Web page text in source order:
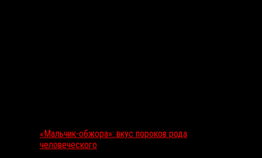
«Мальчик-обжора»: вкус пороков рода
человеческого